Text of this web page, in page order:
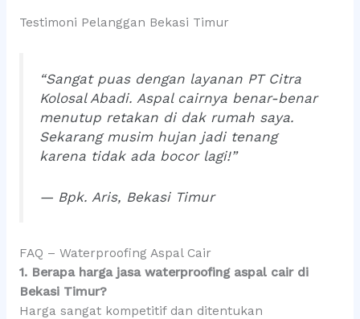
Testimoni Pelanggan Bekasi Timur
“Sangat puas dengan layanan PT Citra
Kolosal Abadi. Aspal cairnya benar-benar
menutup retakan di dak rumah saya.
Sekarang musim hujan jadi tenang
karena tidak ada bocor lagi!”
— Bpk. Aris, Bekasi Timur
FAQ – Waterproofing Aspal Cair
1. Berapa harga jasa waterproofing aspal cair di
Bekasi Timur?
Harga sangat kompetitif dan ditentukan